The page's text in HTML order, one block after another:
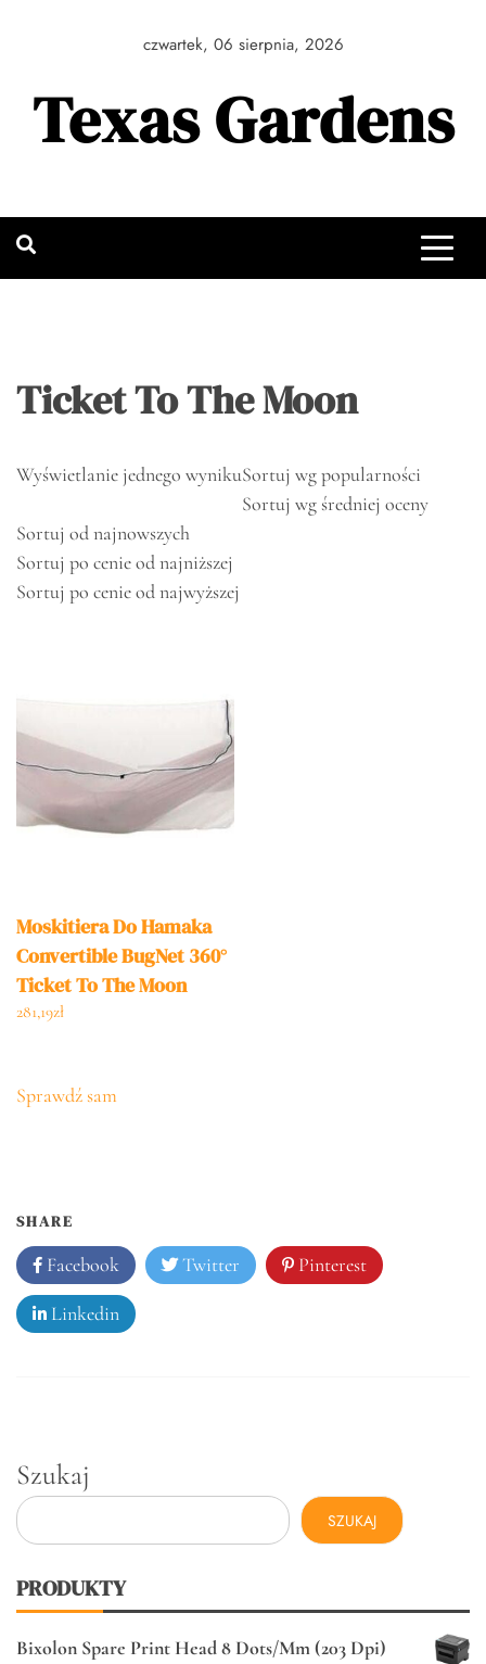
czwartek, 06 sierpnia, 2026
Texas Gardens
Ticket To The Moon
Wyświetlanie jednego wynikuSortuj wg popularności
Sortuj wg średniej oceny
Sortuj od najnowszych
Sortuj po cenie od najniższej
Sortuj po cenie od najwyższej
Moskitiera Do Hamaka
Convertible BugNet 360°
Ticket To The Moon
281,19zł
Sprawdź sam
SHARE
Facebook Twitter Pinterest
Linkedin
Szukaj
SZUKAJ
PRODUKTY
Bixolon Spare Print Head 8 Dots/Mm (203 Dpi)